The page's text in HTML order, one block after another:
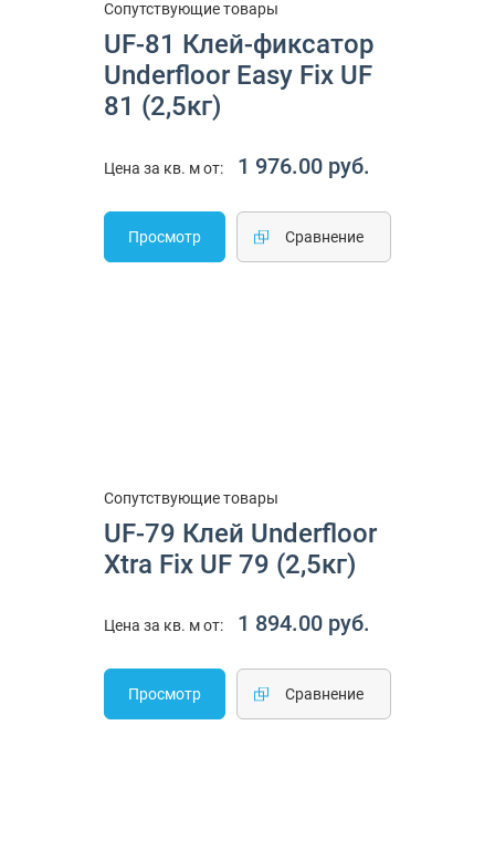
Сопутствующие товары
UF-81 Клей-фиксатор
Underfloor Easy Fix UF
81 (2,5кг)
Цена за кв. м от: 1 976.00 руб.
Просмотр Cравнение
Сопутствующие товары
UF-79 Клей Underfloor
Xtra Fix UF 79 (2,5кг)
Цена за кв. м от: 1 894.00 руб.
Просмотр Cравнение